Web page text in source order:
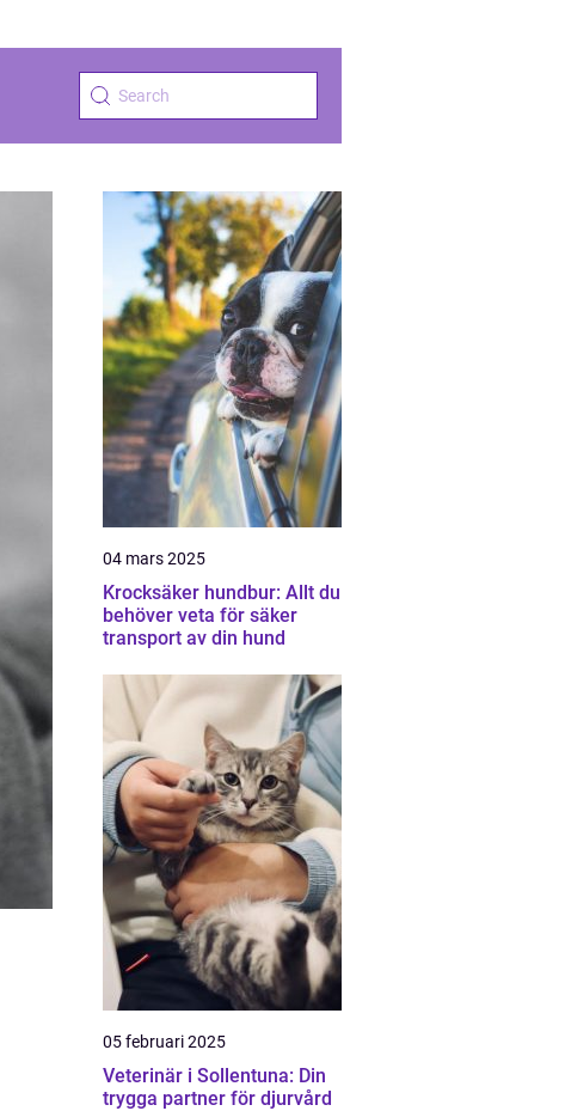
04 mars 2025
Krocksäker hundbur: Allt du
behöver veta för säker
transport av din hund
05 februari 2025
Veterinär i Sollentuna: Din
trygga partner för djurvård